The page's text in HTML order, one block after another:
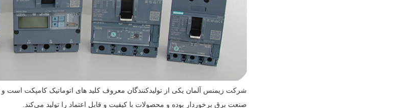
شرکت زیمنس آلمان یکی از تولیدکنندگان معروف کلید های اتوماتیک کامپکت است و
صنعت برق برخوردار بوده و محصولات با کیفیت و قابل اعتماد را تولید می‌کند.